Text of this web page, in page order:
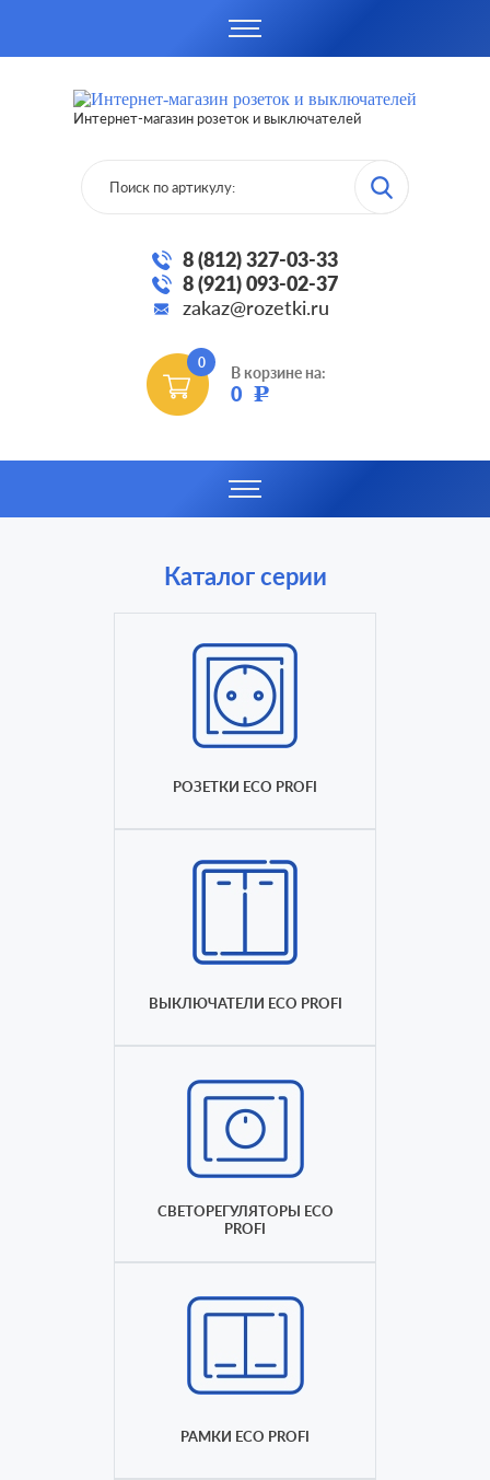
Интернет-магазин розеток и выключателей
8 (812) 327-03-33
8 (921) 093-02-37
zakaz@rozetki.ru
0
В корзине на:
0 Р
Каталог серии
РОЗЕТКИ ECO PROFI
ВЫКЛЮЧАТЕЛИ ECO PROFI
СВЕТОРЕГУЛЯТОРЫ ECO
PROFI
РАМКИ ECO PROFI